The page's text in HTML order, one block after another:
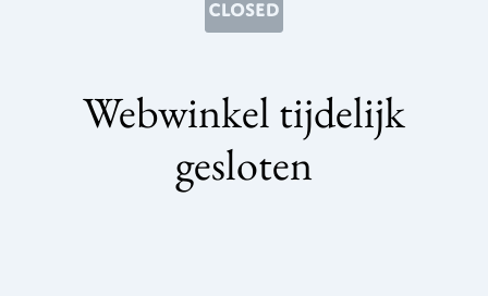
Webwinkel tijdelijk
gesloten